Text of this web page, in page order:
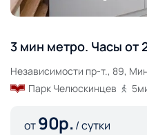
3 мин метро. Часы от
Независимости пр-т., 89,
Парк Челюскинцев
5
от90р./ сутки